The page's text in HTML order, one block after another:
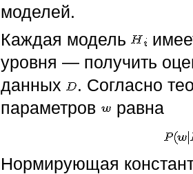
моделей.
Каждая модель
уровня — получить
данных
. Согласно
параметров
равна
Нормирующая